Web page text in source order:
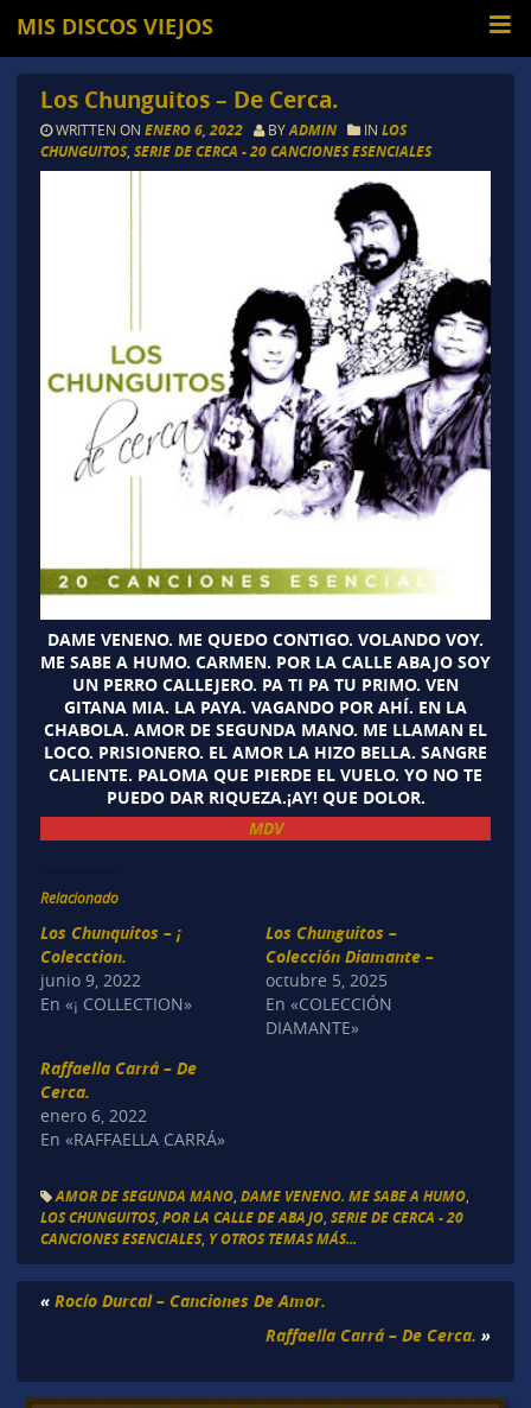
MIS DISCOS VIEJOS
Los Chunguitos – De Cerca.
WRITTEN ON ENERO 6, 2022 BYADMIN IN LOS
CHUNGUITOS, SERIE DE CERCA - 20 CANCIONES ESENCIALES
DAME VENENO. ME QUEDO CONTIGO. VOLANDO VOY.
ME SABE A HUMO. CARMEN. POR LA CALLE ABAJO SOY
UN PERRO CALLEJERO. PA TI PA TU PRIMO. VEN
GITANA MIA. LA PAYA. VAGANDO POR AHÍ. EN LA
CHABOLA. AMOR DE SEGUNDA MANO. ME LLAMAN EL
LOCO. PRISIONERO. EL AMOR LA HIZO BELLA. SANGRE
CALIENTE. PALOMA QUE PIERDE EL VUELO. YO NO TE
PUEDO DAR RIQUEZA.¡AY! QUE DOLOR.
MDV
Relacionado
Los Chunquitos – ¡
Colecction.
junio 9, 2022
En «¡ COLLECTION»
Los Chunguitos –
Colección Diamante –
octubre 5, 2025
En «COLECCIÓN
DIAMANTE»
Raffaella Carrá – De
Cerca.
enero 6, 2022
En «RAFFAELLA CARRÁ»
AMOR DE SEGUNDA MANO, DAME VENENO. ME SABE A HUMO,
LOS CHUNGUITOS, POR LA CALLE DE ABAJO, SERIE DE CERCA - 20
CANCIONES ESENCIALES, Y OTROS TEMAS MÁS...
« Rocío Durcal – Canciones De Amor.
Raffaella Carrá – De Cerca. »